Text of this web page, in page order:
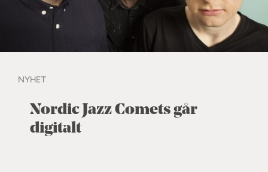
NYHET
Nordic Jazz Comets går
digitalt